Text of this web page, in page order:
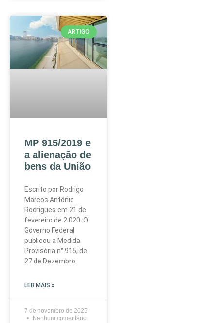
ARTIGO
MP 915/2019 e
a alienação de
bens da União
Escrito por Rodrigo
Marcos Antônio
Rodrigues em 21 de
fevereiro de 2.020. O
Governo Federal
publicou a Medida
Provisória n° 915, de
27 de Dezembro
LER MAIS »
7 de novembro de 2025
Nenhum comentário